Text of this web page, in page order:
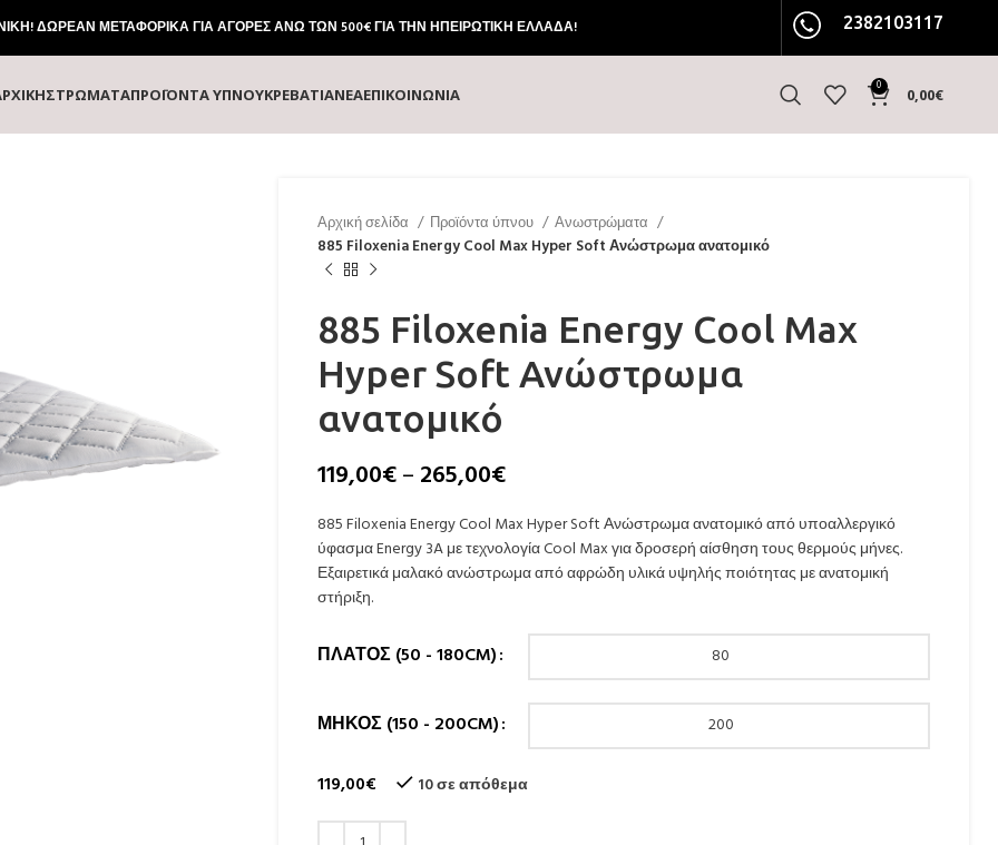
ΔΩΡΕΑΝ ΜΕΤΑΦΟΡΙΚΑ ΓΙΑ ΑΓΟΡΕΣ ΑΝΩ ΤΩΝ 500€ ΓΙΑ ΤΗΝ ΗΠΕΙΡΩΤΙΚΗ ΕΛΛΑΔΑ! 2382103117
ΣΤΡΏΜΑΤΑΠΡΟΪΌΝΤΑ ΎΠΝΟΥΚΡΕΒΆΤΙΑΝΕΑΕΠΙΚΟΙΝΩΝΙΑ 0 0,00€
Αρχική σελίδα Προϊόντα ύπνου
Ανωστρώματα
885 Filoxenia Energy Cool Max Hyper Soft Ανώστρωμα ανατομικό
885 Filoxenia Energy Cool Max
Hyper Soft Ανώστρωμα
ανατομικό
119,00€– 265,00€
885 Filoxenia Energy Cool Max Hyper Soft Ανώστρωμα ανατομικό από υποαλλεργικό
ύφασμα Energy 3A με τεχνολογία Cool Max για δροσερή αίσθηση τους θερμούς μήνες.
Εξαιρετικά μαλακό ανώστρωμα από αφρώδη υλικά υψηλής ποιότητας με ανατομική
στήριξη.
ΠΛΆΤΟΣ (50 - 180CM)
ΜΉΚΟΣ (150 - 200CM)
119,00€ 10 σε απόθεμα